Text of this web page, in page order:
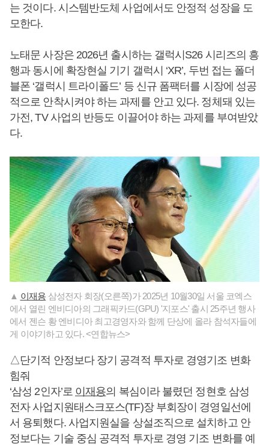
는 것이다. 시스템반도체 사업에서도 안정적 성장을 도
모한다.
노태문 사장은 2026년 출시하는 갤럭시S26 시리즈의 흥
행과 동시에 확장현실 기기 갤럭시 ‘XR’, 두번 접는 폴더
블폰 ‘갤럭시 트라이폴드’ 등 신규 폼팩터를 시장에 성공
적으로 안착시켜야 하는 과제를 안고 있다. 정체돼 있는
가전, TV 사업의 반등도 이끌어야 하는 과제를 부여받았
다.
▲ 이재용 삼성전자 회장(오른쪽)가 2025년 10월30일 서울 코엑스
에서 열린 엔비디아의 그래픽카드(GPU) '지포스' 출시 25주년 행사
에서 젠슨 황 엔비디아 최고경영자와 함께 단상에 올라 참석자들에
게 이야기하고 있다. <연합뉴스>
△단기적 안정보다 장기 공격적 투자로 경영기조 변화
힘줘
‘삼성 2인자’로 이재용의 복심이라 불렸던 정현호 삼성
전자 사업지원태스크포스(TF)장 부회장이 경영일선에
서 용퇴했다. 사업지원실을 상설조직으로 설치하고 안
정보다는 기술 중심 공격적 투자로 경영 기조 변화를 예